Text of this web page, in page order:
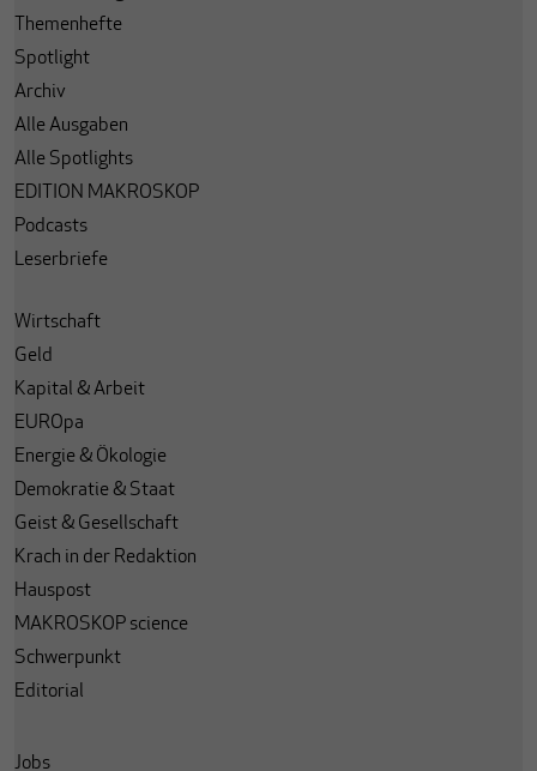
Themenhefte
Spotlight
Archiv
Alle Ausgaben
Alle Spotlights
EDITION MAKROSKOP
Podcasts
Leserbriefe
Wirtschaft
Geld
Kapital & Arbeit
EUROpa
Energie & Ökologie
Demokratie & Staat
Geist & Gesellschaft
Krach in der Redaktion
Hauspost
MAKROSKOP science
Schwerpunkt
Editorial
Jobs